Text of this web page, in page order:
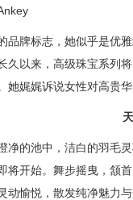
品牌标志，她似乎是优
久以来，高级珠宝系列
她娓娓诉说女性对高贵
净的池中，洁白的羽毛
将开始。舞步摇曳，颔
动愉悦，散发纯净魅力与